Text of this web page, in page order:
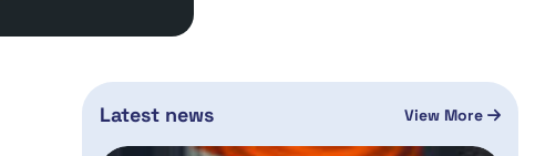
Latest news View More